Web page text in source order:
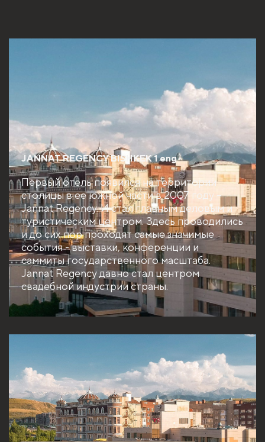
JANNAT REGENCY BISHKEK 1 eng
Первый отель появился на территории
столицы в ее южной части в 2007 году –
Jannat Regency. И стал главным деловым и
туристическим центром. Здесь проводились
и до сих пор проходят самые значимые
события - выставки, конференции и
саммиты государственного масштаба.
Jannat Regency давно стал центром
свадебной индустрии страны.